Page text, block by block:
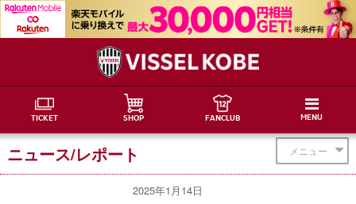
TICKET SHOP FANCLUB MENU
メニュー
ニュース/レポート
2025年1月14日